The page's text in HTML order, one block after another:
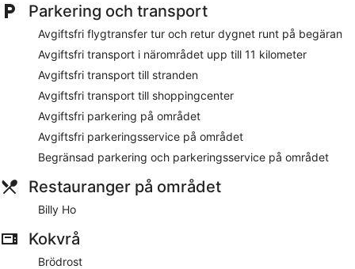
Parkering och transport
Avgiftsfri flygtransfer tur och retur dygnet runt på begäran
Avgiftsfri transport i närområdet upp till 11 kilometer
Avgiftsfri transport till stranden
Avgiftsfri transport till shoppingcenter
Avgiftsfri parkering på området
Avgiftsfri parkeringsservice på området
Begränsad parkering och parkeringsservice på området
Restauranger på området
Billy Ho
Kokvrå
Brödrost